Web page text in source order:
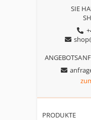
SIE
PRODUKTE